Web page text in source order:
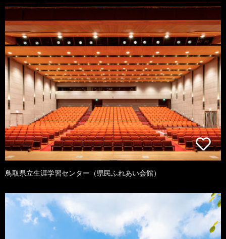
鳥取県立生涯学習センター（県民ふれあい会館）